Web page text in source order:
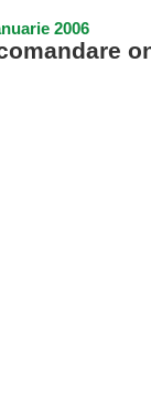
2006